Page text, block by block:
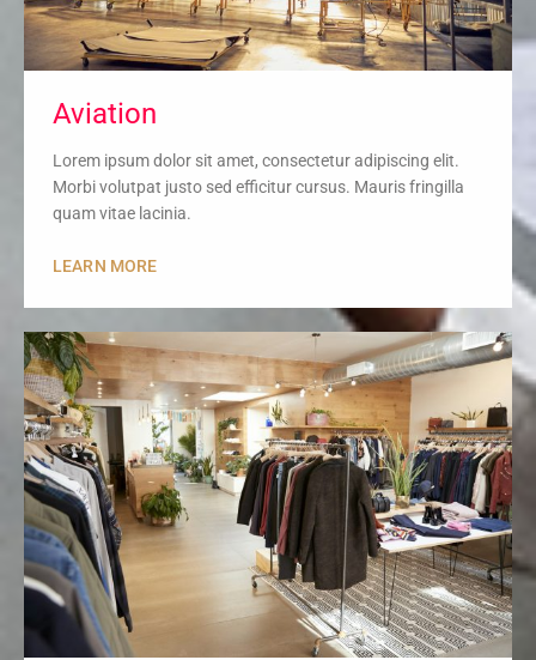
Aviation
Lorem ipsum dolor sit amet, consectetur adipiscing elit.
Morbi volutpat justo sed efficitur cursus. Mauris fringilla
quam vitae lacinia.
LEARN MORE